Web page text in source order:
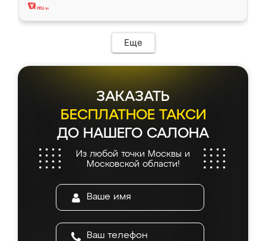
Еще
ЗАКАЗАТЬ
БЕСПЛАТНОЕ ТАКСИ
ДО НАШЕГО САЛОНА
Из любой точки Москвы и
Московской области!